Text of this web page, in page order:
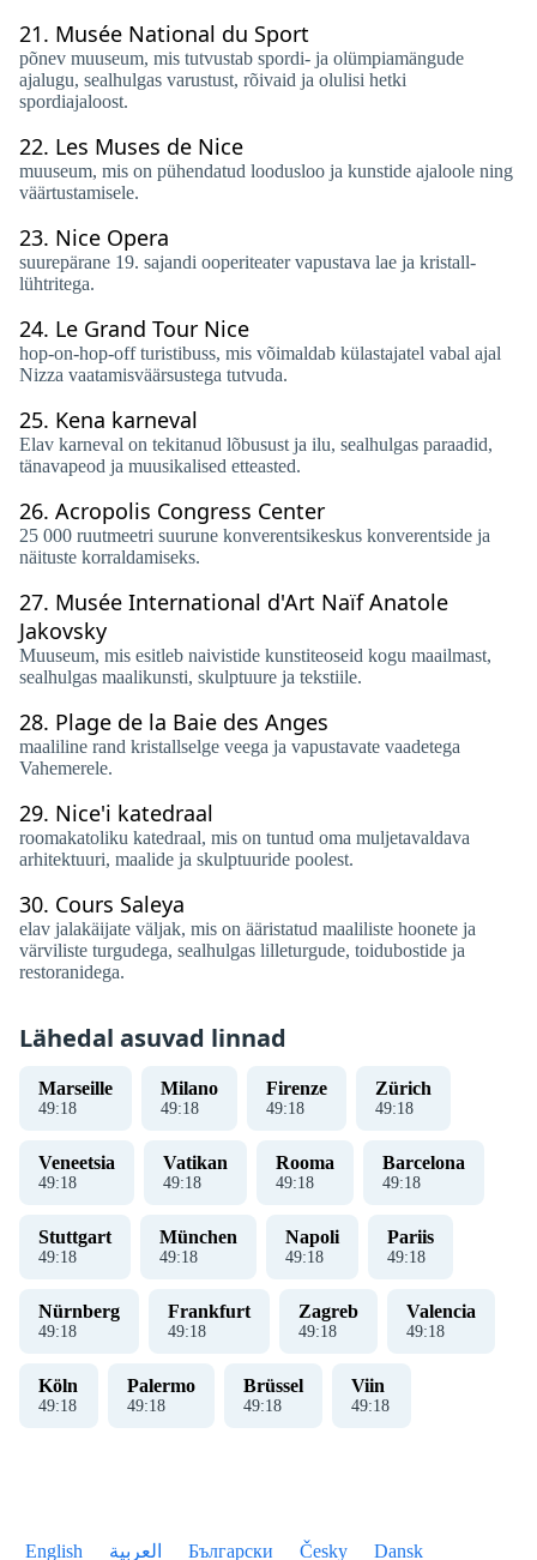
21. Musée National du Sport
põnev muuseum, mis tutvustab spordi- ja olümpiamängude
ajalugu, sealhulgas varustust, rõivaid ja olulisi hetki
spordiajaloost.
22. Les Muses de Nice
muuseum, mis on pühendatud loodusloo ja kunstide ajaloole ning
väärtustamisele.
23. Nice Opera
suurepärane 19. sajandi ooperiteater vapustava lae ja kristall-
lühtritega.
24. Le Grand Tour Nice
hop-on-hop-off turistibuss, mis võimaldab külastajatel vabal ajal
Nizza vaatamisväärsustega tutvuda.
25. Kena karneval
Elav karneval on tekitanud lõbusust ja ilu, sealhulgas paraadid,
tänavapeod ja muusikalised etteasted.
26. Acropolis Congress Center
25 000 ruutmeetri suurune konverentsikeskus konverentside ja
näituste korraldamiseks.
27. Musée International d'Art Naïf Anatole
Jakovsky
Muuseum, mis esitleb naivistide kunstiteoseid kogu maailmast,
sealhulgas maalikunsti, skulptuure ja tekstiile.
28. Plage de la Baie des Anges
maaliline rand kristallselge veega ja vapustavate vaadetega
Vahemerele.
29. Nice'i katedraal
roomakatoliku katedraal, mis on tuntud oma muljetavaldava
arhitektuuri, maalide ja skulptuuride poolest.
30. Cours Saleya
elav jalakäijate väljak, mis on ääristatud maaliliste hoonete ja
värviliste turgudega, sealhulgas lilleturgude, toidubostide ja
restoranidega.
Lähedal asuvad linnad
Marseille
49:19
Milano
49:19
Firenze
49:19
Zürich
49:19
Veneetsia
49:19
Vatikan
49:19
Rooma
49:19
Barcelona
49:19
Stuttgart
49:19
München
49:19
Napoli
49:19
Pariis
49:19
Nürnberg
49:19
Frankfurt
49:19
Zagreb
49:19
Valencia
49:19
Köln
49:19
Palermo
49:19
Brüssel
49:19
Viin
49:19
English العربية Български Česky Dansk